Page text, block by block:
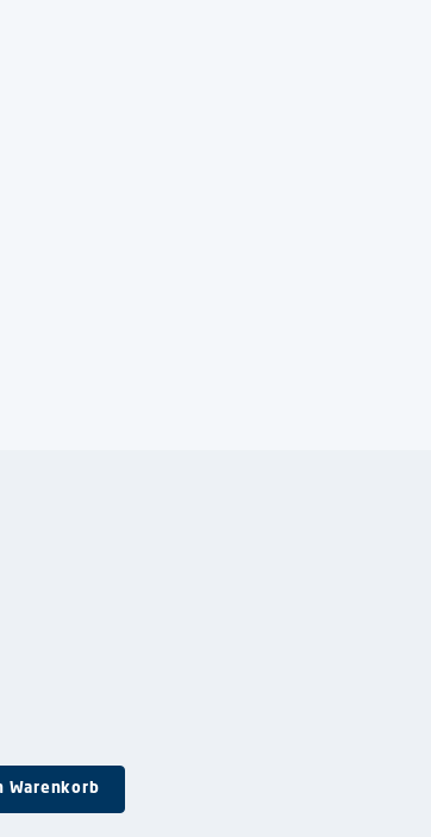
um die Anzahl zu erhöhen oder zu reduzieren.
Warenkorb